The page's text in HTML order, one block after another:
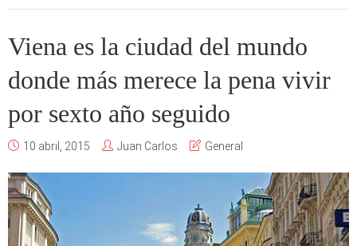
Viena es la ciudad del mundo
donde más merece la pena vivir
por sexto año seguido
10 abril, 2015 Juan Carlos General